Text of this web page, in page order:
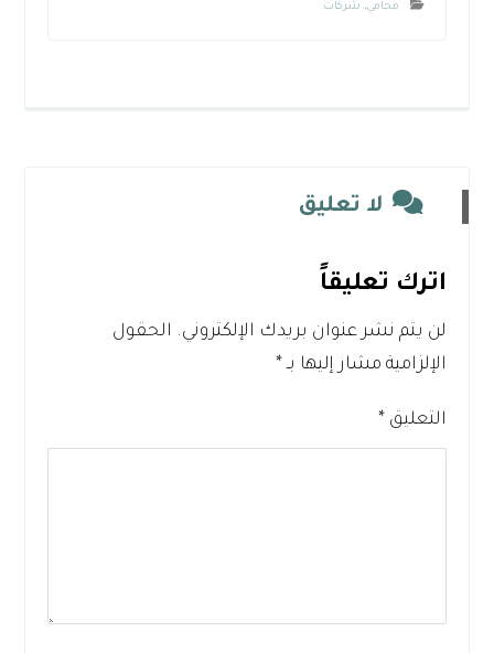
محامي, شركات
لا تعليق
اترك تعليقاً
لن يتم نشر عنوان بريدك الإلكتروني. الحقول
الإلزامية مشار إليها بـ *
التعليق *